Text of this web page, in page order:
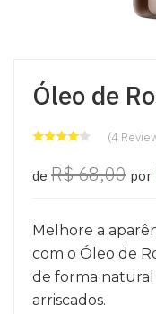
Óleo de
(4
de R$ 68,00 por
Melhore a
com o Óleo de
de forma
arriscados.